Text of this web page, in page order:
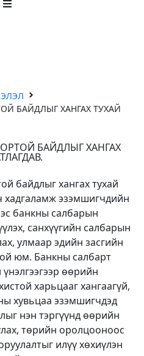
БАЙДЛЫГ ХАНГАХ ТУХАЙ
БАЙДЛЫГ ХАНГАХ
байдлыг хангах тухай
хадгаламж эзэмшигчдийн
банкны салбарын
санхүүгийн салбарын
улмаар эдийн засгийн
юм. Банкны салбарт
өөрийн
харьцааг хангаагүй,
хувьцаа эзэмшигчдэд
нэн тэргүүнд өөрийн
төрийн оролцооноос
илүү хөхиүлэн